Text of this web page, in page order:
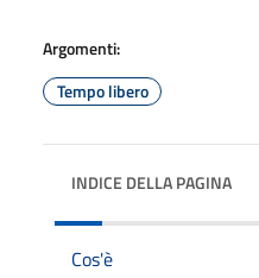
Argomenti:
Tempo libero
INDICE DELLA PAGINA
Cos'è